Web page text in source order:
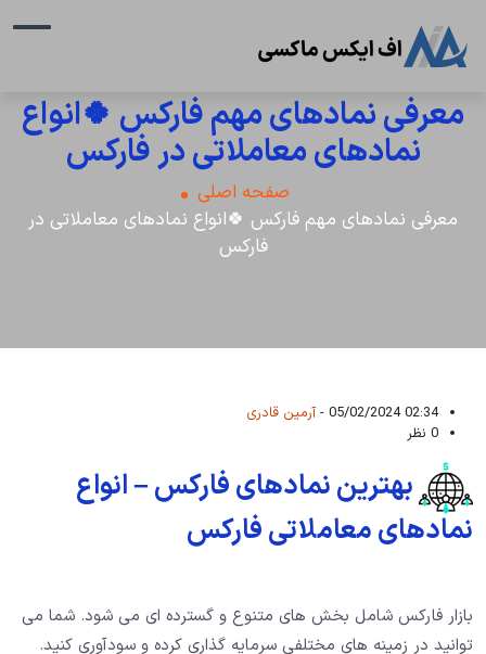
معرفی نمادهای مهم فارکس 🍀انواع
نمادهای معاملاتی در فارکس
صفحه اصلی
معرفی نمادهای مهم فارکس 🍀انواع نمادهای معاملاتی در
فارکس
02:34 05/02/2024 -
آرمین قادری
0 نظر
بهترین نمادهای فارکس – انواع
نمادهای معاملاتی فارکس
بازار فارکس شامل بخش های متنوع و گسترده ای می شود. شما می
توانید در زمینه های مختلفی سرمایه گذاری کرده و سودآوری کنید.